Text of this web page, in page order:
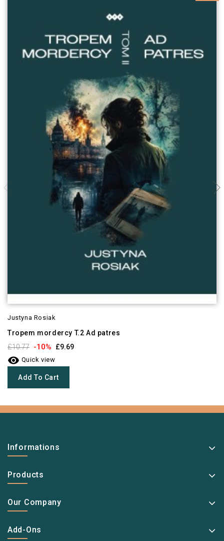
Justyna Rosiak
Tropem mordercy T.2 Ad patres
£10.77 -10% £9.69
 Quick view
Add To Cart
Informations
Products
Our Company
Add-Ons